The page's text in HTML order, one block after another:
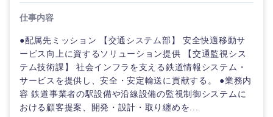
仕事内容
●配属先ミッション 【交通システム部】 安全快適移動サ
ービス向上に資するソリューション提供 【交通監視シス
テム技術課】 社会インフラを支える鉄道情報システム・
サービスを提供し、安全・安定輸送に貢献する。 ●業務内
容 鉄道事業者の駅設備や沿線設備の監視制御システムに
おける顧客提案、開発・設計・取り纏めを...